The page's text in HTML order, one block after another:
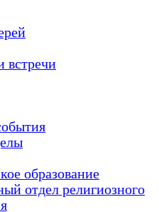
встречи
образование
отдел религиозного